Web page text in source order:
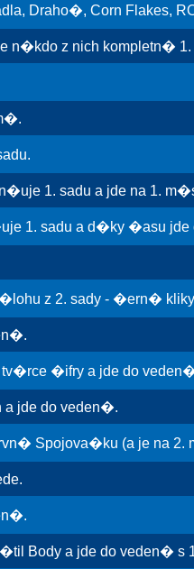
Draho�, Corn Flakes,
z nich kompletn� 1.
1. sadu a jde na 1.
1. sadu a d�ky �asu jde
z 2. sady - �ern�
�ifry a jde do
jde do veden�.
Spojova�ku (a je na 2.
Body a jde do veden� s